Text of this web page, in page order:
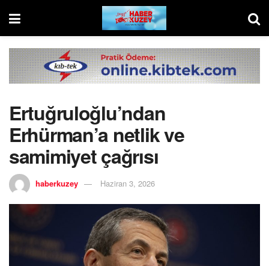
Ertuğruloğlu’ndan
Erhürman’a netlik ve
samimiyet çağrısı
haberkuzey Haziran 3, 2026